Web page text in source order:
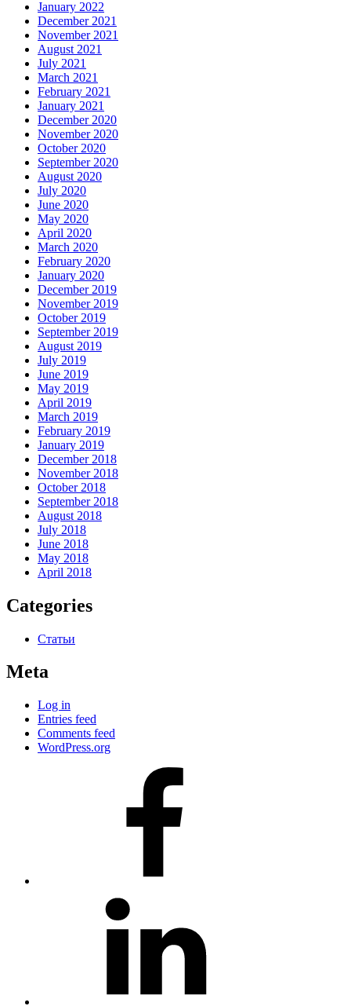
January 2022
December 2021
November 2021
August 2021
July 2021
March 2021
February 2021
January 2021
December 2020
November 2020
October 2020
September 2020
August 2020
July 2020
June 2020
May 2020
April 2020
March 2020
February 2020
January 2020
December 2019
November 2019
October 2019
September 2019
August 2019
July 2019
June 2019
May 2019
April 2019
March 2019
February 2019
January 2019
December 2018
November 2018
October 2018
September 2018
August 2018
July 2018
June 2018
May 2018
April 2018
Categories
Статьи
Meta
Log in
Entries feed
Comments feed
WordPress.org